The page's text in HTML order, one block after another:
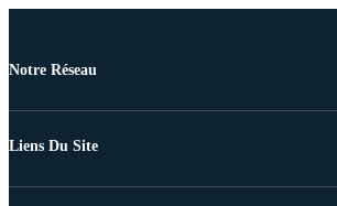
Notre Réseau
Liens Du Site